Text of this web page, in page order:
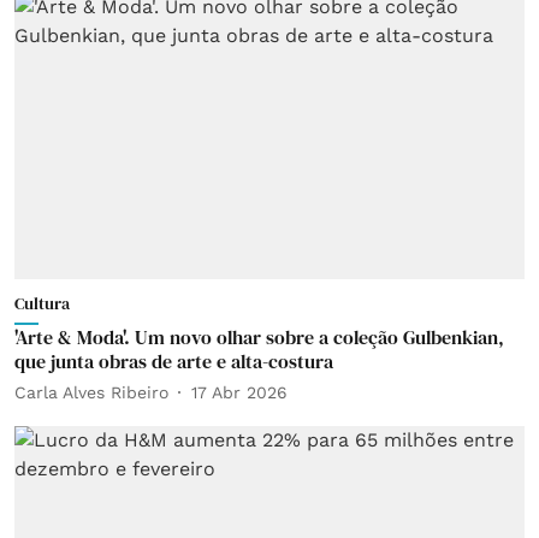
Cultura
'Arte & Moda'. Um novo olhar sobre a coleção Gulbenkian,
que junta obras de arte e alta-costura
Carla Alves Ribeiro 17 Abr 2026